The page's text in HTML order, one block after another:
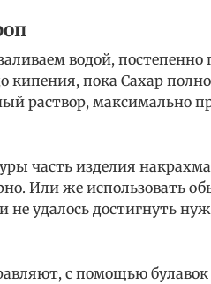
водой,
кипения, пока Сахар
раствор, максимально
часть изделия
Или же использовать
не удалось достигнуть
с помощью